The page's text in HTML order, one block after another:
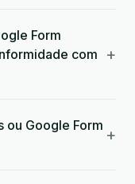
Form
com
+
ou Google Form +